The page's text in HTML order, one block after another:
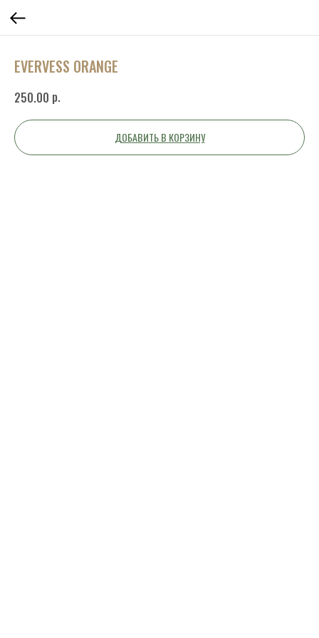
EVERVESS ORANGE
250.00 р.
ДОБАВИТЬ В КОРЗИНУ